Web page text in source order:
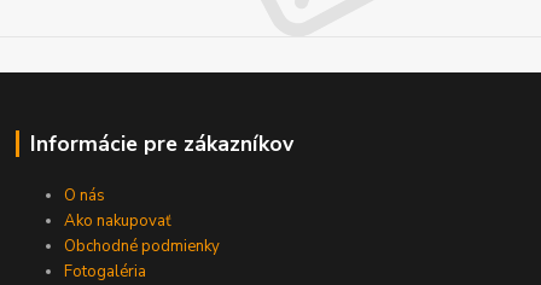
Informácie pre zákazníkov
O nás
Ako nakupovať
Obchodné podmienky
Fotogaléria